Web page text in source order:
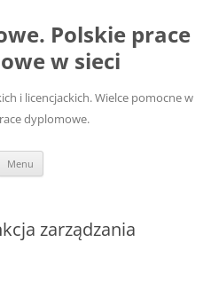
Polskie prace
w sieci
i licencjackich. Wielce pomocne w
dyplomowe.
Menu
zarządzania